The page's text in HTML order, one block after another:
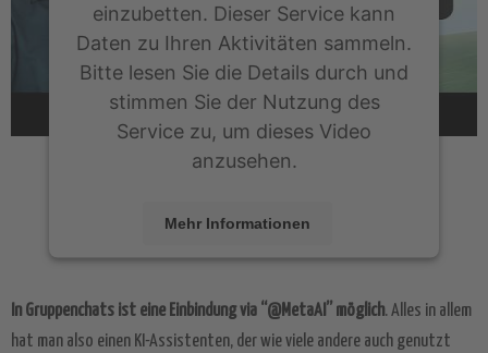
einzubetten. Dieser Service kann
Daten zu Ihren Aktivitäten sammeln.
Bitte lesen Sie die Details durch und
stimmen Sie der Nutzung des
Service zu, um dieses Video
anzusehen.
Mehr Informationen
powered byUsercentrics Consent
Management Platform&eRecht24
In Gruppenchats ist eine Einbindung via “@MetaAI” möglich. Alles in allem
hat man also einen KI-Assistenten, der wie viele andere auch genutzt